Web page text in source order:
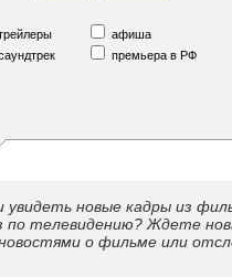
афиша
премьера в РФ
новые кадры из
по телевидению? Ждете
о фильме или